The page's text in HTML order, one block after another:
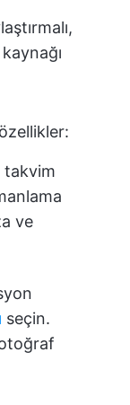
takvim
ve
seçin.